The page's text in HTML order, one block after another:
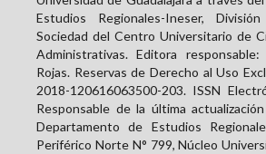
Estudios Regionales-Ineser,
Sociedad del Centro Universitario de
Administrativas. Editora responsable:
Rojas. Reservas de Derecho al Uso
2018-120616063500-203. ISSN
Responsable de la última
Departamento de Estudios
Periférico Norte N° 799, Núcleo